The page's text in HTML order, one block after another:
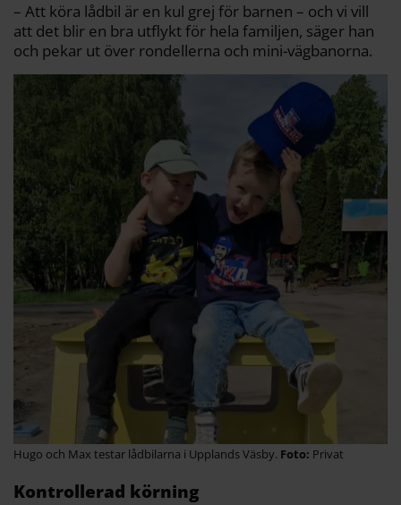
– Att köra lådbil är en kul grej för barnen – och vi vill
att det blir en bra utflykt för hela familjen, säger han
och pekar ut över rondellerna och mini-vägbanorna.
Hugo och Max testar lådbilarna i Upplands Väsby. Privat
Kontrollerad körning